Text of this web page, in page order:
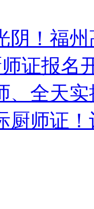
阴！福
证报名
、全天
厨师证